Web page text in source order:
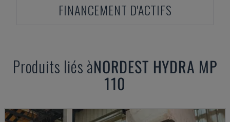
FINANCEMENT D'ACTIFS
Produits liés àNORDEST HYDRA MP
110